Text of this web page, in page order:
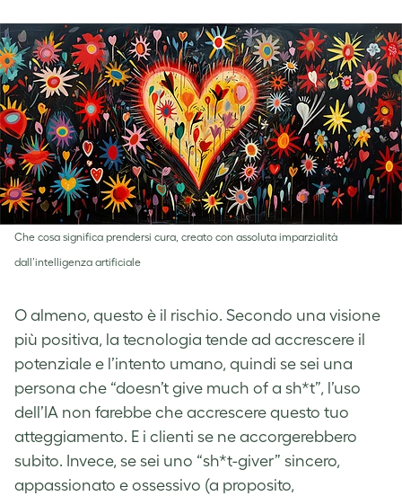
Che cosa significa prendersi cura, creato con assoluta imparzialità
dall’intelligenza artificiale
O almeno, questo è il rischio. Secondo una visione
più positiva, la tecnologia tende ad accrescere il
potenziale e l’intento umano, quindi se sei una
persona che “doesn’t give much of a sh*t”, l’uso
dell’IA non farebbe che accrescere questo tuo
atteggiamento. E i clienti se ne accorgerebbero
subito. Invece, se sei uno “sh*t-giver” sincero,
appassionato e ossessivo (a proposito,